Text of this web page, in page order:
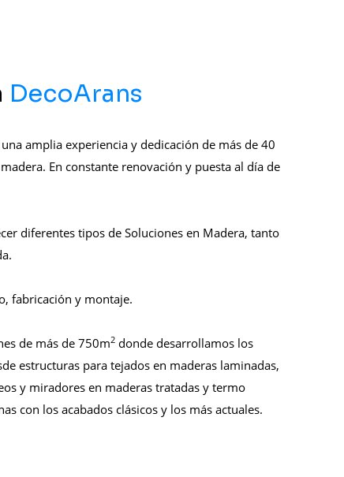
DecoArans
amplia experiencia y dedicación de más de 40
En constante renovación y puesta al día de
diferentes tipos de Soluciones en Madera, tanto
fabricación y montaje.
de más de 750m2 donde desarrollamos los
estructuras para tejados en maderas laminadas,
y miradores en maderas tratadas y termo
con los acabados clásicos y los más actuales.